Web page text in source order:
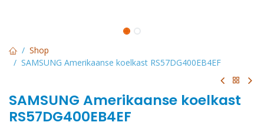
Shop
SAMSUNG Amerikaanse koelkast RS57DG400EB4EF
SAMSUNG Amerikaanse koelkast
RS57DG400EB4EF